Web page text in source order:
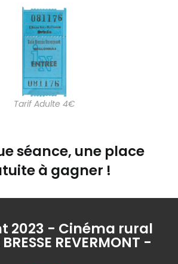
Tarif Adulte 4€
séance, une place
à gagner !
2023 - Cinéma rural
REVERMONT -